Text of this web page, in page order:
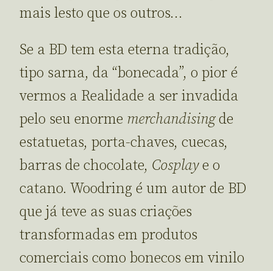
mais lesto que os outros…
Se a BD tem esta eterna tradição,
tipo sarna, da “bonecada”, o pior é
vermos a Realidade a ser invadida
pelo seu enorme merchandisingde
estatuetas, porta-chaves, cuecas,
barras de chocolate, Cosplaye o
catano. Woodring é um autor de BD
que já teve as suas criações
transformadas em produtos
comerciais como bonecos em vinilo